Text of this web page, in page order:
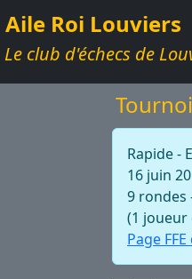
Aile Roi Louviers
Le club d'échecs de
Rapide -
16 juin
9 rondes
(1 joueur
Page